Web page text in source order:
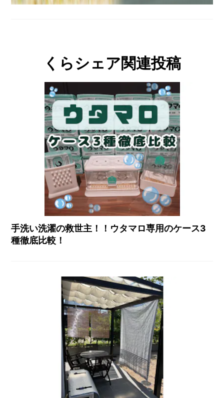
くらシェア関連投稿
手洗い洗濯の救世主！！ウタマロ専用のケース3
種徹底比較！